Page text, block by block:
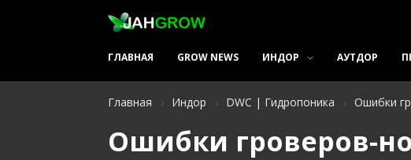
ГЛАВНАЯ GROW NEWS ИНДОР АУТДОР
Главная Индор DWC | Гидропоника Ошибки
Ошибки гроверов-